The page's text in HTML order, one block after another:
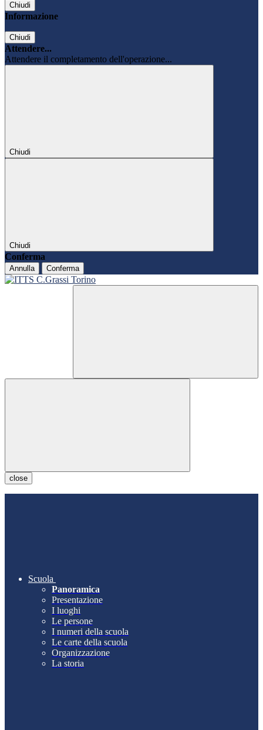
Chiudi
Informazione
Chiudi
Attendere...
Attendere il completamento dell'operazione...
Chiudi
Chiudi
Conferma
Annulla Conferma
close
Scuola
Panoramica
Presentazione
I luoghi
Le persone
I numeri della scuola
Le carte della scuola
Organizzazione
La storia